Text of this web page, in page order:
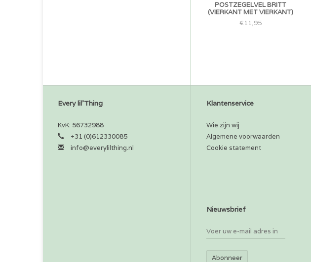
POSTZEGELVEL BRITT
(VIERKANT MET VIERKANT)
€11,95
Every lil'Thing
KvK: 56732988
+31 (0)612330085
info@everylilthing.nl
Klantenservice
Wie zijn wij
Algemene voorwaarden
Cookie statement
Nieuwsbrief
Abonneer